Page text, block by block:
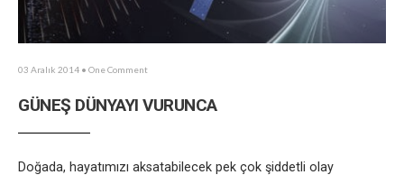
03 Aralık 2014 • One Comment
GÜNEŞ DÜNYAYI VURUNCA
Doğada, hayatımızı aksatabilecek pek çok şiddetli olay